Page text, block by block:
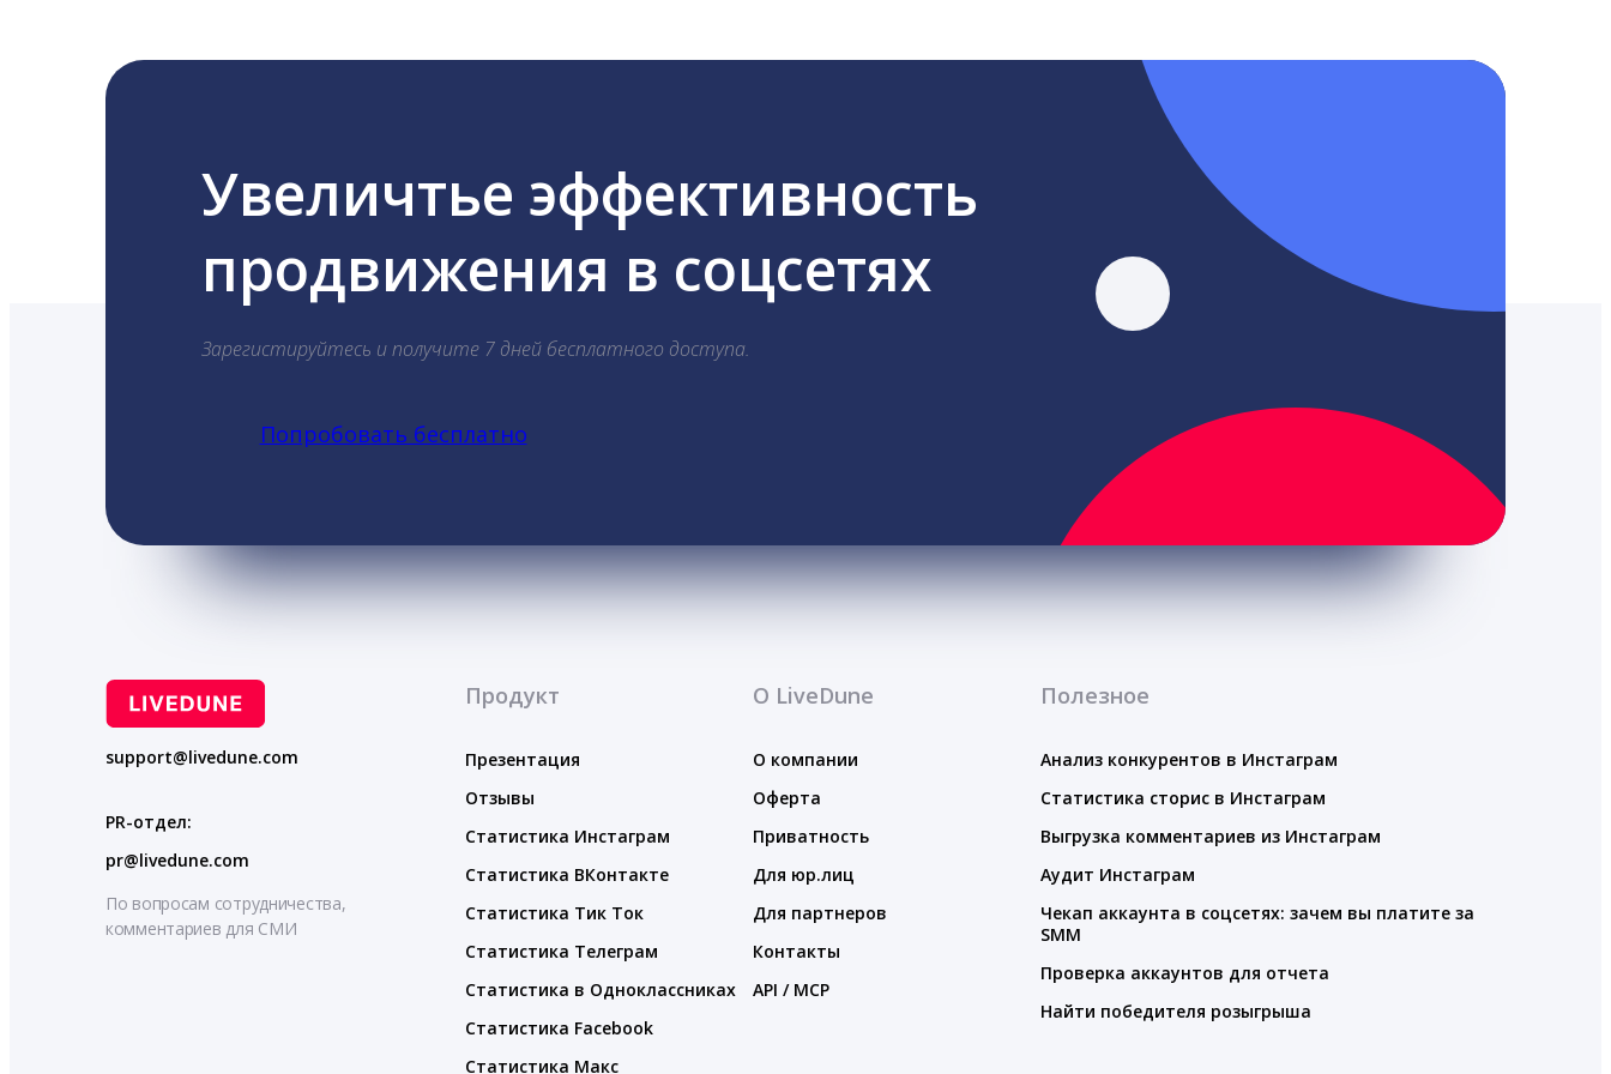
Увеличтье эффективность
продвижения в соцсетях
Зарегистируйтесь и получите 7 дней бесплатного доступа.
Попробовать бесплатно
support@livedune.com
PR-отдел:
pr@livedune.com
По вопросам сотрудничества,
комментариев для СМИ
Продукт
Презентация
Отзывы
Статистика Инстаграм
Статистика ВКонтакте
Статистика Тик Ток
Статистика Телеграм
Статистика в Одноклассниках
Статистика Facebook
Статистика Макс
О LiveDune
О компании
Оферта
Приватность
Для юр.лиц
Для партнеров
Контакты
API / MCP
Полезное
Анализ конкурентов в Инстаграм
Статистика сторис в Инстаграм
Выгрузка комментариев из Инстаграм
Аудит Инстаграм
Чекап аккаунта в соцсетях: зачем вы платите за
SMM
Проверка аккаунтов для отчета
Найти победителя розыгрыша